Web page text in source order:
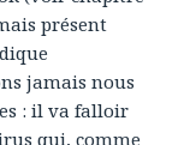
présent
jamais nous
: il va falloir
qui, comme